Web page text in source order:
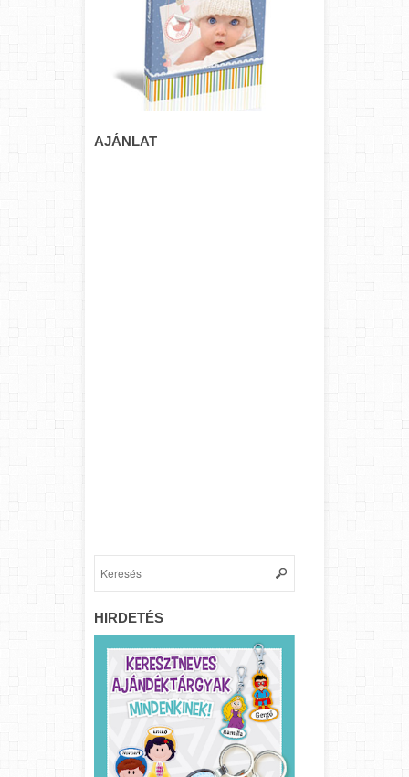
AJÁNLAT
HIRDETÉS